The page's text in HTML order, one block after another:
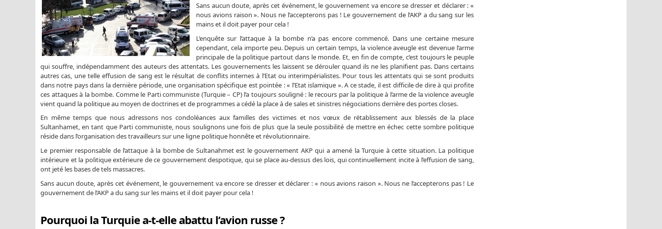
Sans aucun doute, après cet événement, le gouvernement va encore se dresser et déclarer : «
nous avions raison ». Nous ne l’accepterons pas ! Le gouvernement de l’AKP a du sang sur les
mains et il doit payer pour cela !
L’enquête sur l’attaque à la bombe n’a pas encore commencé. Dans une certaine mesure
cependant, cela importe peu. Depuis un certain temps, la violence aveugle est devenue l’arme
principale de la politique partout dans le monde. Et, en fin de compte, c’est toujours le peuple
qui souffre, indépendamment des auteurs des attentats. Les gouvernements les laissent se dérouler quand ils ne les planifient pas. Dans certains
autres cas, une telle effusion de sang est le résultat de conflits internes à l’Etat ou interimpérialistes. Pour tous les attentats qui se sont produits
dans notre pays dans la dernière période, une organisation spécifique est pointée : « l’Etat islamique ». A ce stade, il est difficile de dire à qui profite
ces attaques à la bombe. Comme le Parti communiste (Turquie – CP) l’a toujours souligné : le recours par la politique à l’arme de la violence aveugle
vient quand la politique au moyen de doctrines et de programmes a cédé la place à de sales et sinistres négociations derrière des portes closes.
En même temps que nous adressons nos condoléances aux familles des victimes et nos vœux de rétablissement aux blessés de la place
Sultanhamet, en tant que Parti communiste, nous soulignons une fois de plus que la seule possibilité de mettre en échec cette sombre politique
réside dans l’organisation des travailleurs sur une ligne politique honnête et révolutionnaire.
Le premier responsable de l’attaque à la bombe de Sultanahmet est le gouvernement AKP qui a amené la Turquie à cette situation. La politique
intérieure et la politique extérieure de ce gouvernement despotique, qui se place au-dessus des lois, qui continuellement incite à l’effusion de sang,
ont jeté les bases de tels massacres.
Sans aucun doute, après cet événement, le gouvernement va encore se dresser et déclarer : « nous avions raison ». Nous ne l’accepterons pas ! Le
gouvernement de l’AKP a du sang sur les mains et il doit payer pour cela !
Pourquoi la Turquie a-t-elle abattu l’avion russe ?